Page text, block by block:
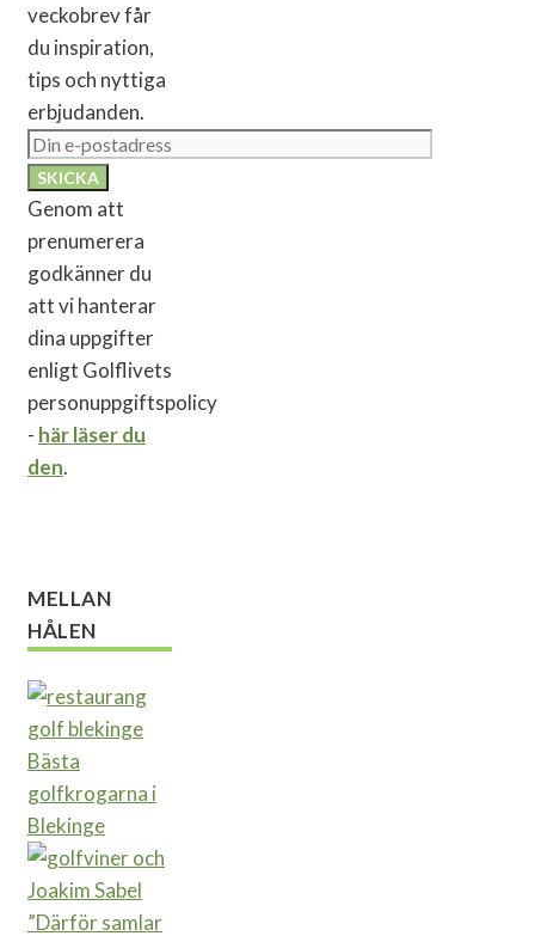
veckobrev får
du inspiration,
tips och nyttiga
erbjudanden.
Genom att
prenumerera
godkänner du
att vi hanterar
dina uppgifter
enligt Golflivets
personuppgiftspolicy
- här läser du
den.
MELLAN
HÅLEN
Bästa
golfkrogarna i
Blekinge
”Därför samlar